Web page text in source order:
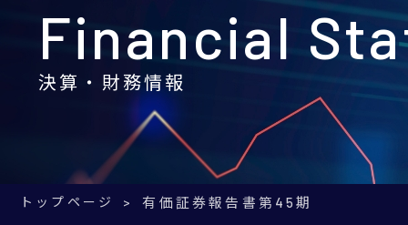
Financial
決算・財務情報
トップページ 有価証券報告書 第45期